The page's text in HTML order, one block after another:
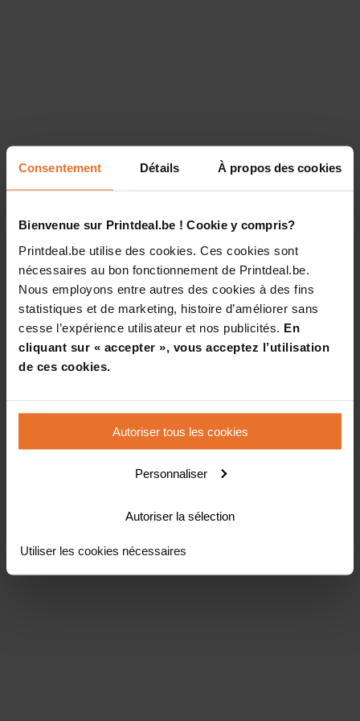
Consentement Détails À propos des cookies
Bienvenue sur Printdeal.be ! Cookie y compris?
Printdeal.be utilise des cookies. Ces cookies sont
nécessaires au bon fonctionnement de Printdeal.be.
Nous employons entre autres des cookies à des fins
statistiques et de marketing, histoire d’améliorer sans
cesse l’expérience utilisateur et nos publicités. En
cliquant sur « accepter », vous acceptez l’utilisation
de ces cookies.
Autoriser tous les cookies
Personnaliser
Autoriser la sélection
Utiliser les cookies nécessaires